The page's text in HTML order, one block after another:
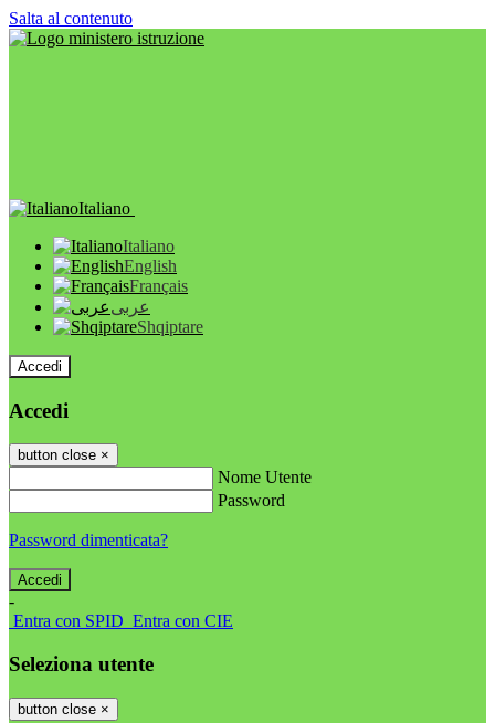
Salta al contenuto
Italiano
Italiano
English
Français
عربى
Shqiptare
Accedi
Accedi
button close ×
Nome Utente
Password
Password dimenticata?
-
Entra con SPID Entra con CIE
Seleziona utente
button close ×